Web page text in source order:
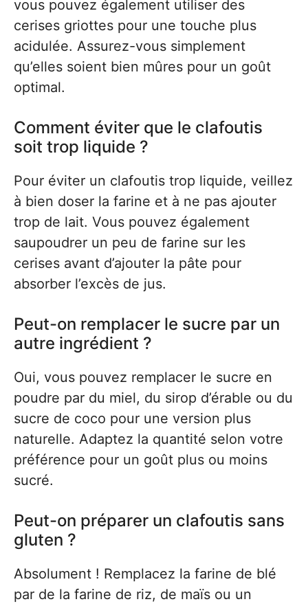
vous pouvez également utiliser des
cerises griottes pour une touche plus
acidulée. Assurez-vous simplement
qu’elles soient bien mûres pour un goût
optimal.
Comment éviter que le clafoutis
soit trop liquide ?
Pour éviter un clafoutis trop liquide, veillez
à bien doser la farine et à ne pas ajouter
trop de lait. Vous pouvez également
saupoudrer un peu de farine sur les
cerises avant d’ajouter la pâte pour
absorber l’excès de jus.
Peut-on remplacer le sucre par un
autre ingrédient ?
Oui, vous pouvez remplacer le sucre en
poudre par du miel, du sirop d’érable ou du
sucre de coco pour une version plus
naturelle. Adaptez la quantité selon votre
préférence pour un goût plus ou moins
sucré.
Peut-on préparer un clafoutis sans
gluten ?
Absolument ! Remplacez la farine de blé
par de la farine de riz, de maïs ou un